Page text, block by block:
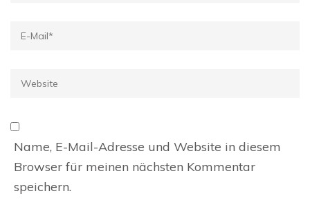
E-
Website
Name, E-Mail-Adresse und Website in diesem
Browser für meinen nächsten Kommentar
speichern.